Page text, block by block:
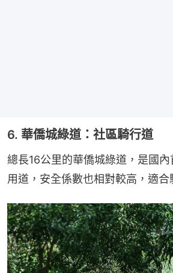
6. 華僑城綠道：社區騎行道
總長16公里的華僑城綠道，是國
用道，安全係數也相對較高，適合